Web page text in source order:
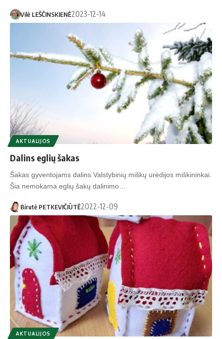
Vilė LEŠČINSKIENĖ2023-12-14
AKTUALIJOS
Dalins eglių šakas
Šakas gyventojams dalins Valstybinių miškų urėdijos miškininkai.
Šia nemokama eglių šakų dalinimo…
Birutė PETKEVIČIŪTĖ2022-12-09
AKTUALIJOS